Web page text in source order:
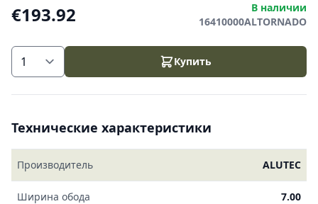
€193.92
В наличии
16410000ALTORNADO
Купить
Технические характеристики
Производитель ALUTEC
Ширина обода 7.00